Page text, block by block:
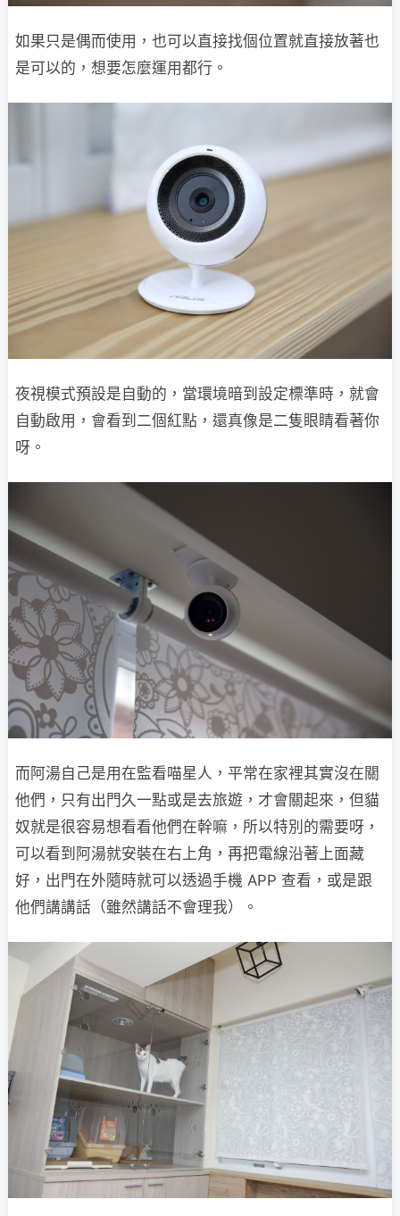
如果只是偶而使用，也可以直接找個位置就直接放著也
是可以的，想要怎麼運用都行。
夜視模式預設是自動的，當環境暗到設定標準時，就會
自動啟用，會看到二個紅點，還真像是二隻眼睛看著你
呀。
而阿湯自己是用在監看喵星人，平常在家裡其實沒在關
他們，只有出門久一點或是去旅遊，才會關起來，但貓
奴就是很容易想看看他們在幹嘛，所以特別的需要呀，
可以看到阿湯就安裝在右上角，再把電線沿著上面藏
好，出門在外隨時就可以透過手機 APP 查看，或是跟
他們講講話（雖然講話不會理我）。